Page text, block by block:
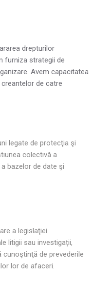
drepturilor
furniza strategii de
Avem capacitatea
de catre
legate de protecţia şi
colectivă a
bazelor de date şi
a legislaţiei
litigii sau investigaţii,
de prevederile
lor de afaceri.